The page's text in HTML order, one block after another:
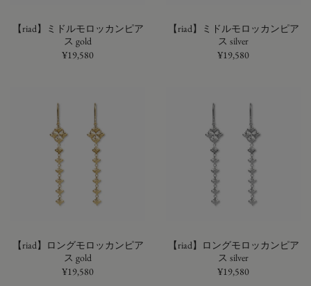
【riad】ミドルモロッカンピア
ス gold
¥19,580
【riad】ミドルモロッカンピア
ス silver
¥19,580
【riad】ロングモロッカンピア
ス gold
¥19,580
【riad】ロングモロッカンピア
ス silver
¥19,580